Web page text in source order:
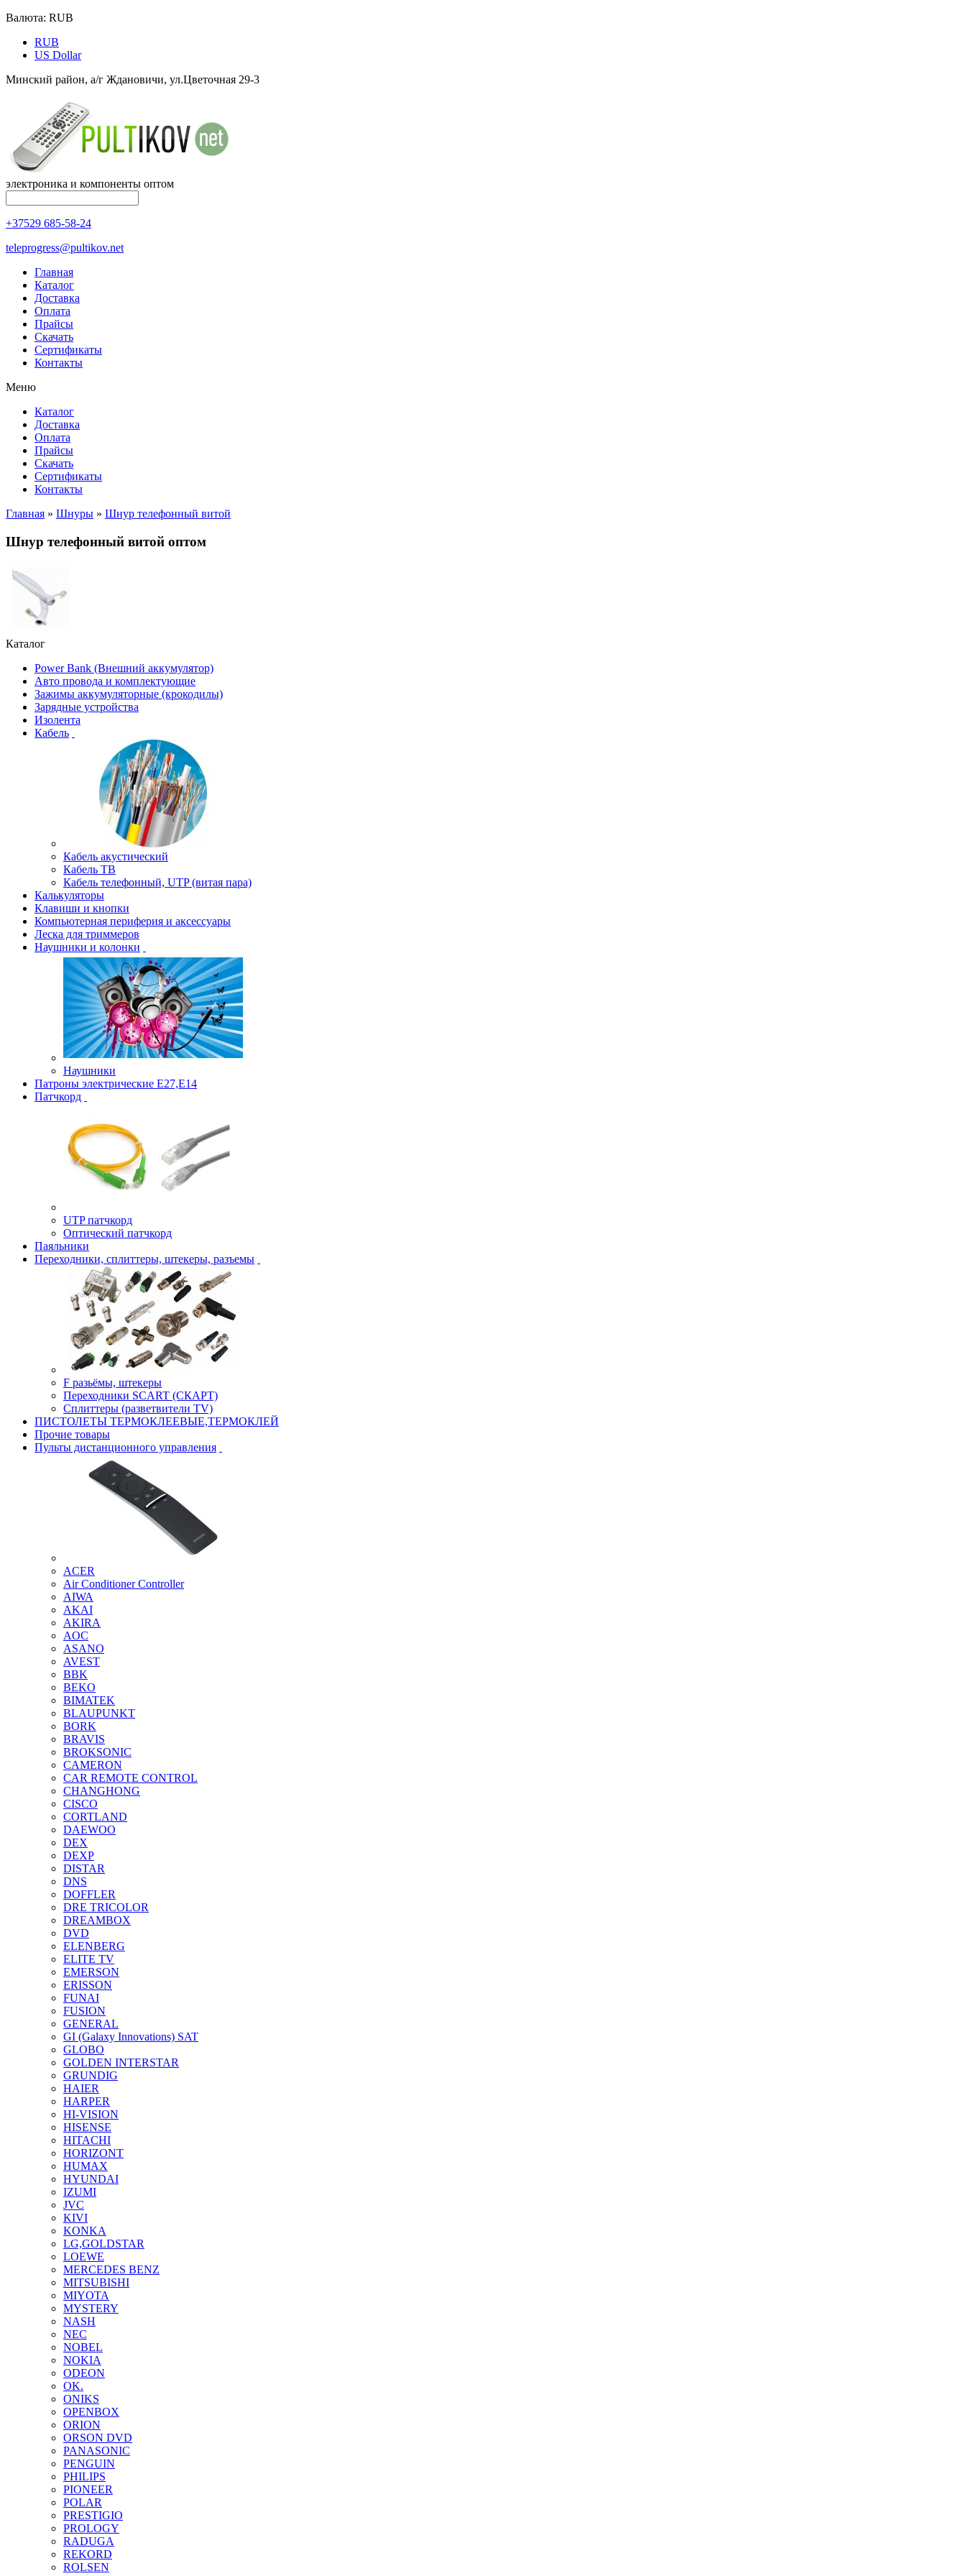
Валюта: RUB
RUB
US Dollar
Минский район, а/г Ждановичи, ул.Цветочная 29-3
электроника и компоненты оптом
+37529 685-58-24
teleprogress@pultikov.net
Главная
Каталог
Доставка
Оплата
Прайсы
Cкачать
Сертификаты
Контакты
Меню
Каталог
Доставка
Оплата
Прайсы
Cкачать
Сертификаты
Контакты
Главная » Шнуры » Шнур телефонный витой
Шнур телефонный витой оптом
Каталог
Power Bank (Внешний аккумулятор)
Авто провода и комплектующие
Зажимы аккумуляторные (крокодилы)
Зарядные устройства
Изолента
Кабель
Кабель акустический
Кабель ТВ
Кабель телефонный, UTP (витая пара)
Калькуляторы
Клавиши и кнопки
Компьютерная периферия и аксессуары
Леска для триммеров
Наушники и колонки
Наушники
Патроны электрические Е27,Е14
Патчкорд
UTP патчкорд
Оптический патчкорд
Паяльники
Переходники, сплиттеры, штекеры, разъемы
F разьёмы, штекеры
Переходники SCART (СКАРТ)
Сплиттеры (разветвители TV)
ПИСТОЛЕТЫ ТЕРМОКЛЕЕВЫЕ,ТЕРМОКЛЕЙ
Прочие товары
Пульты дистанционного управления
ACER
Air Conditioner Controller
AIWA
AKAI
AKIRA
AOC
ASANO
AVEST
BBK
BEKO
BIMATEK
BLAUPUNKT
BORK
BRAVIS
BROKSONIC
CAMERON
CAR REMOTE CONTROL
CHANGHONG
CISCO
CORTLAND
DAEWOO
DEX
DEXP
DISTAR
DNS
DOFFLER
DRE TRICOLOR
DREAMBOX
DVD
ELENBERG
ELITE TV
EMERSON
ERISSON
FUNAI
FUSION
GENERAL
GI (Galaxy Innovations) SAT
GLOBO
GOLDEN INTERSTAR
GRUNDIG
HAIER
HARPER
HI-VISION
HISENSE
HITACHI
HORIZONT
HUMAX
HYUNDAI
IZUMI
JVC
KIVI
KONKA
LG,GOLDSTAR
LOEWE
MERCEDES BENZ
MITSUBISHI
MIYOTA
MYSTERY
NASH
NEC
NOBEL
NOKIA
ODEON
OK.
ONIKS
OPENBOX
ORION
ORSON DVD
PANASONIC
PENGUIN
PHILIPS
PIONEER
POLAR
PRESTIGIO
PROLOGY
RADUGA
REKORD
ROLSEN